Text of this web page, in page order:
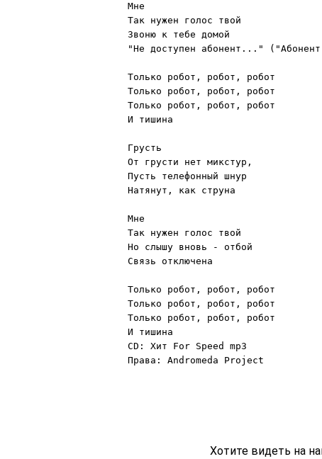
Мне
Так нужен голос твой
Звоню к тебе домой
"Не доступен абонент..."
Только робот, робот, робот
Только робот, робот, робот
Только робот, робот, робот
И тишина
Грусть
От грусти нет микстур,
Пусть телефонный шнур
Натянут, как струна
Мне
Так нужен голос твой
Но слышу вновь - отбой
Связь отключена
Только робот, робот, робот
Только робот, робот, робот
Только робот, робот, робот
И тишина
CD: Хит For Speed mp3
Права: Andromeda Project
Хотите видеть на